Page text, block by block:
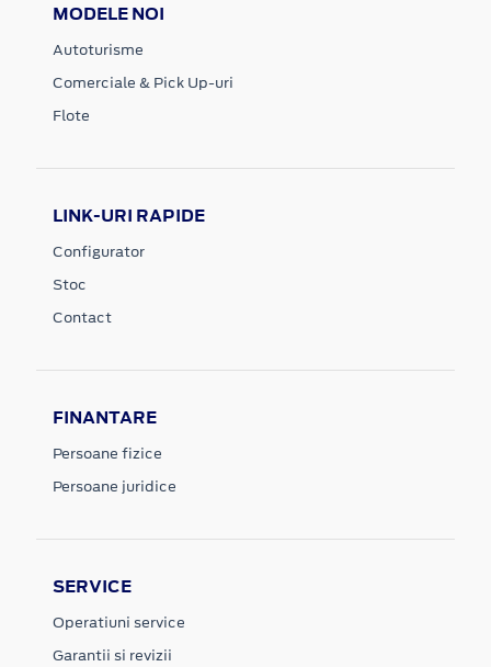
MODELE NOI
Autoturisme
Comerciale & Pick Up-uri
Flote
LINK-URI RAPIDE
Configurator
Stoc
Contact
FINANTARE
Persoane fizice
Persoane juridice
SERVICE
Operatiuni service
Garantii si revizii